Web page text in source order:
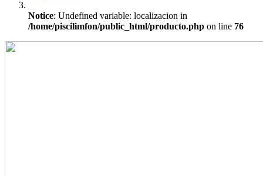
Notice: Undefined variable: localizacion in
/home/piscilimfon/public_html/producto.php on line 76